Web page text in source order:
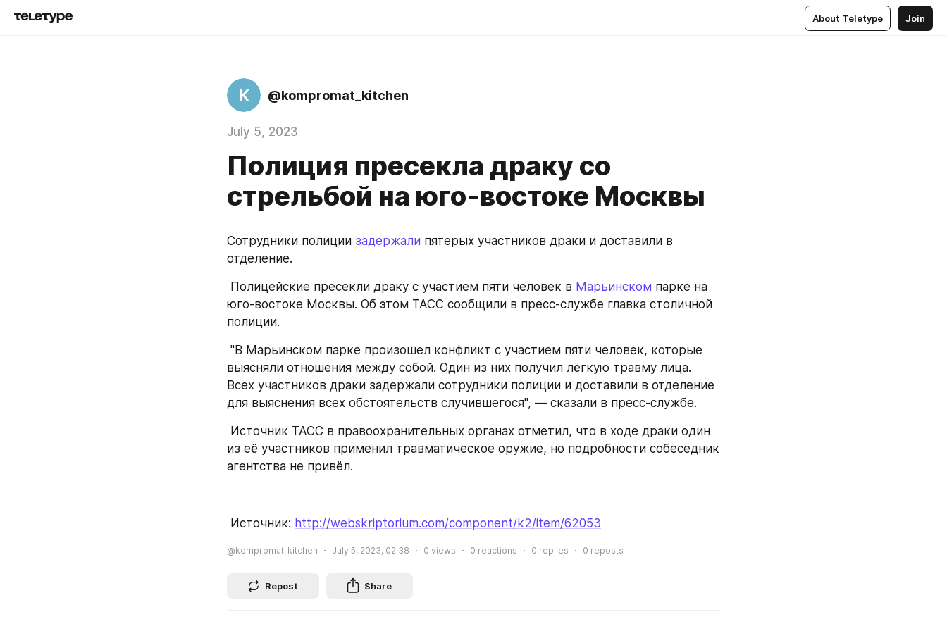
About Teletype Join
K @kompromat_kitchen
July 5, 2023
Полиция пресекла драку со
стрельбой на юго-востоке Москвы
Сотрудники полиции задержали пятерых участников драки и доставили в
отделение.
Полицейские пресекли драку с участием пяти человек в Марьинском парке на
юго-востоке Москвы. Об этом ТАСС сообщили в пресс-службе главка столичной
полиции.
выясняли отношения между собой. Один из них получил лёгкую травму лица.
Всех участников драки задержали сотрудники полиции и доставили в отделение
для выяснения всех обстоятельств случившегося", — сказали в пресс-службе.
из её участников применил травматическое оружие, но подробности собеседник
агентства не привёл.
Источник: http://webskriptorium.com/component/k2/item/62053
@kompromat_kitchen July 5, 2023, 02:38 0 views 0 reactions 0 replies 0 reposts
Repost Share